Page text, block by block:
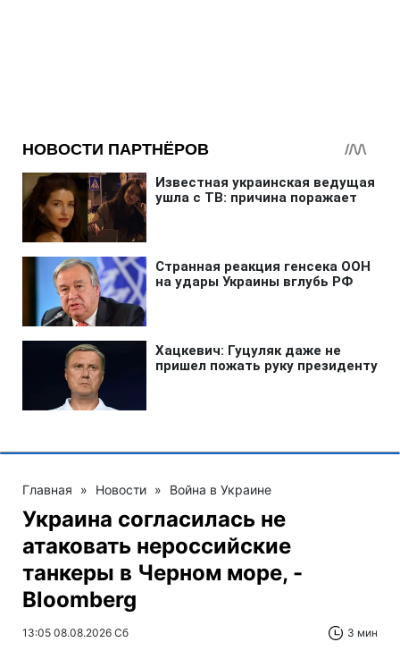
Главная » Новости » Война в Украине
Украина согласилась не
атаковать нероссийские
танкеры в Черном море, -
Bloomberg
13:05 08.08.2026 Сб 3 мин